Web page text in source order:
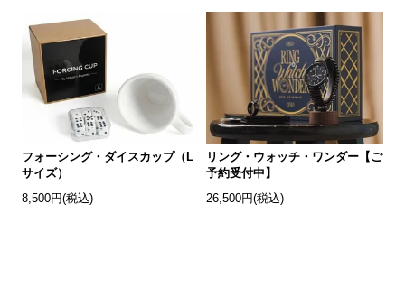
フォーシング・ダイスカップ（L
サイズ）
8,500円(税込)
リング・ウォッチ・ワンダー【ご
予約受付中】
26,500円(税込)